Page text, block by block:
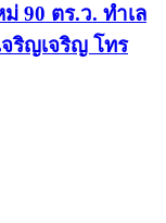
90 ตร.ว. ทำเล
ริญเจริญ โทร